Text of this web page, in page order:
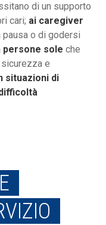
di un supporto
cari; ai caregiver
pausa o di godersi
persone sole che
e
situazioni di